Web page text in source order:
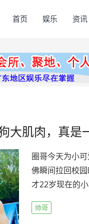
首页 娱乐 资讯
大肌肉，真是
圈哥今天为小
佛瞬间拉回校
才22岁现在的
帅哥